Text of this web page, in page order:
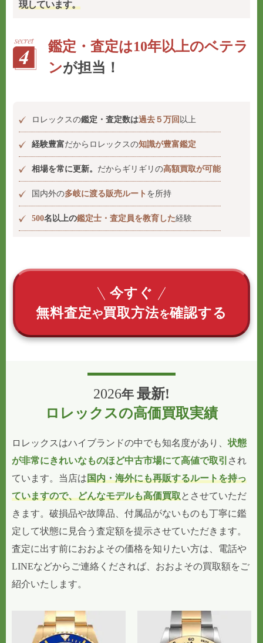
現しています。
鑑定・査定は10年以上のベテラ
ンが担当！
ロレックスの鑑定・査定数は過去５万回 以上
経験豊富だからロレックスの知識が豊富鑑定
相場を常に更新。 だからギリギリの高額買取が可能
国内外の多岐に渡る販売ルート を所持
500名以上の鑑定士・査定員を教育した経験
今すぐ
無料査定や買取方法を確認する
2026年 最新!
ロレックスの高価買取実績
ロレックスはハイブランドの中でも知名度があり、状態
が非常にきれいなものほど中古市場にて高値で取引 され
ています。当店は国内・海外にも再販するルートを持っ
ていますので、どんなモデルも高価買取とさせていただ
きます。破損品や故障品、付属品がないものも丁寧に鑑
定して状態に見合う査定額を提示させていただきます。
査定に出す前におおよその価格を知りたい方は、電話や
LINEなどからご連絡くだされば、おおよその買取額をご
紹介いたします。